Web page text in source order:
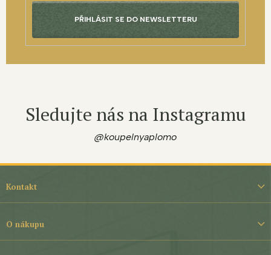
PŘIHLÁSIT SE DO NEWSLETTERU
Sledujte nás na Instagramu
@koupelnyaplomo
Z
í
Kontakt
O nákupu